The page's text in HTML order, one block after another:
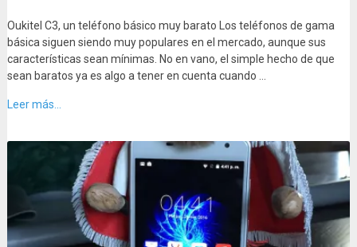
Oukitel C3, un teléfono básico muy barato Los teléfonos de gama
básica siguen siendo muy populares en el mercado, aunque sus
características sean mínimas. No en vano, el simple hecho de que
sean baratos ya es algo a tener en cuenta cuando …
Leer más...